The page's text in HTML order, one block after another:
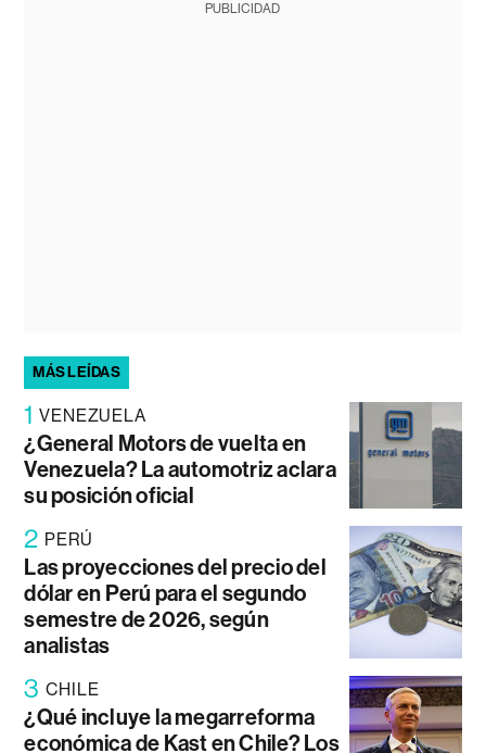
PUBLICIDAD
MÁS LEÍDAS
1 VENEZUELA
¿General Motors de vuelta en
Venezuela? La automotriz aclara
su posición oficial
2 PERÚ
Las proyecciones del precio del
dólar en Perú para el segundo
semestre de 2026, según
analistas
3 CHILE
¿Qué incluye la megarreforma
económica de Kast en Chile? Los